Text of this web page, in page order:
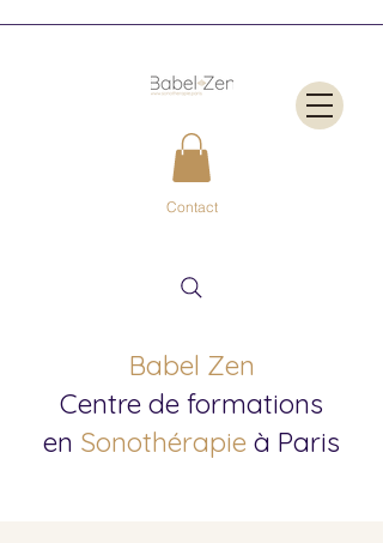
Babel Zen
Centre de formations
en Sonothérapie à Paris
Contact